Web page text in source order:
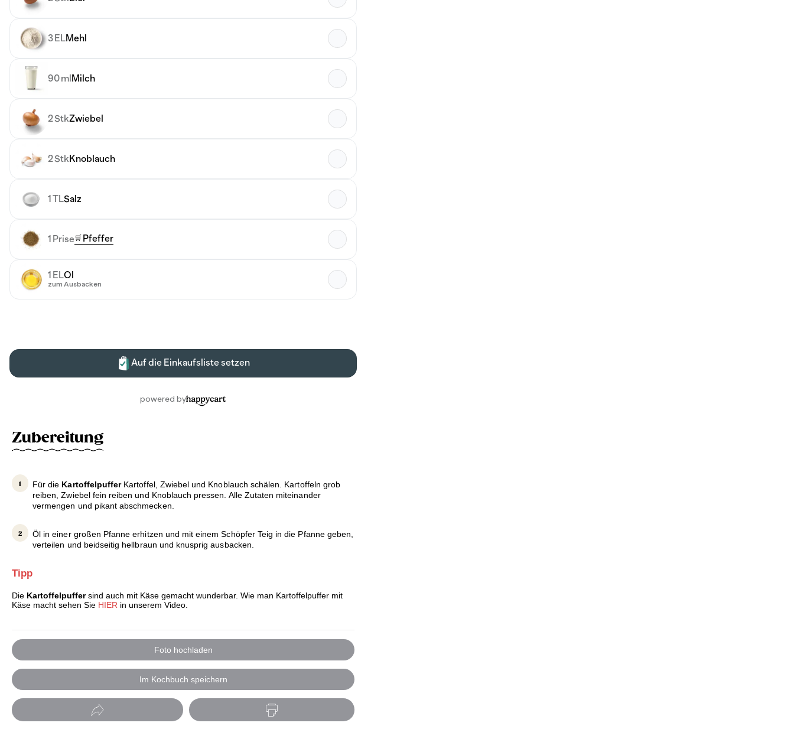
Zubereitung
Für die KartoffelpufferKartoffel, Zwiebel und Knoblauch schälen. Kartoffeln grob
reiben, Zwiebel fein reiben und Knoblauch pressen. Alle Zutaten miteinander
vermengen und pikant abschmecken.
Öl in einer großen Pfanne erhitzen und mit einem Schöpfer Teig in die Pfanne geben,
verteilen und beidseitig hellbraun und knusprig ausbacken.
Tipp
Die Kartoffelpuffersind auch mit Käse gemacht wunderbar. Wie man Kartoffelpuffer mit
Käse macht sehen Sie HIER in unserem Video.
Foto hochladen
Im Kochbuch speichern